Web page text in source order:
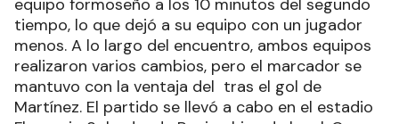
tiempo, lo que dejó a su equipo con un jugador
menos. A lo largo del encuentro, ambos equipos
realizaron varios cambios, pero el marcador se
mantuvo con la ventaja del tras el gol de
Martínez. El partido se llevó a cabo en el estadio